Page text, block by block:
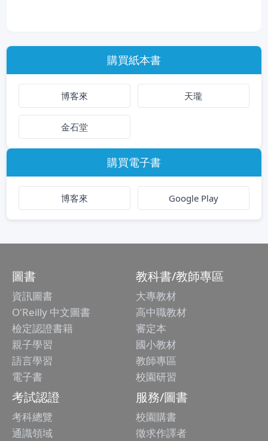
購買紙本書
博客來 天瓏
金石堂
購買電子書
博客來 Google Play
圖書
資訊圖書
O'Reilly 中文圖書
檢定認證書籍
親子學習
語言學習
電子書
教科書/教師專區
大專教材
高中職教材
審定本
國小教材
教師專區
校園研習
考試認證
考科總覽
通識領域
服務/圖書
校園購書
徵求作譯者